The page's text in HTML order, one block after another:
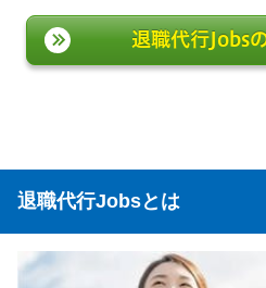
退職代行Jobs
退職代行Jobsとは